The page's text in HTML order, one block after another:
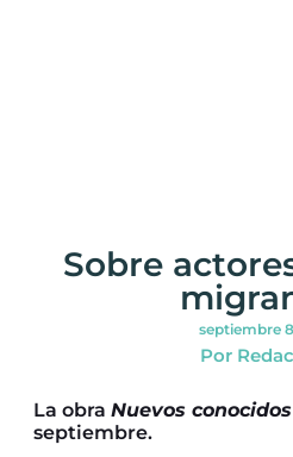
Sobre
septiembre
Por
La obra Nuevos conocidos
septiembre.